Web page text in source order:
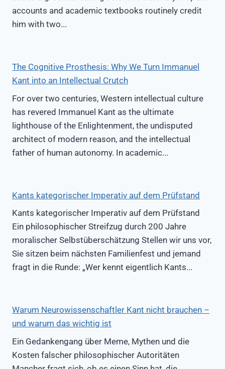
accounts and academic textbooks routinely credit
him with two...
The Cognitive Prosthesis: Why We Turn Immanuel
Kant into an Intellectual Crutch
For over two centuries, Western intellectual culture
has revered Immanuel Kant as the ultimate
lighthouse of the Enlightenment, the undisputed
architect of modern reason, and the intellectual
father of human autonomy. In academic...
Kants kategorischer Imperativ auf dem Prüfstand
Kants kategorischer Imperativ auf dem Prüfstand
Ein philosophischer Streifzug durch 200 Jahre
moralischer Selbstüberschätzung Stellen wir uns vor,
Sie sitzen beim nächsten Familienfest und jemand
fragt in die Runde: „Wer kennt eigentlich Kants...
Warum Neurowissenschaftler Kant nicht brauchen –
und warum das wichtig ist
Ein Gedankengang über Meme, Mythen und die
Kosten falscher philosophischer Autoritäten